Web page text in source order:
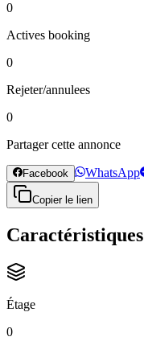
0
Actives booking
0
Rejeter/annulees
0
Partager cette annonce
Facebook WhatsApp
Copier le lien
Caractéristiques
Étage
0